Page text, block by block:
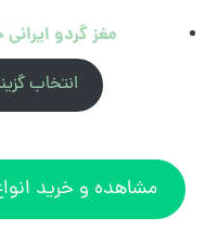
مغز گردو
انتخاب
مشاهده و خرید